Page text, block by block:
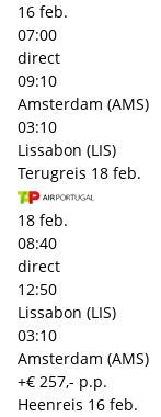
16 feb.
07:00
direct
09:10
Amsterdam (AMS)
03:10
Lissabon (LIS)
Terugreis 18 feb.
18 feb.
08:40
direct
12:50
Lissabon (LIS)
03:10
Amsterdam (AMS)
+€ 257,- p.p.
Heenreis 16 feb.